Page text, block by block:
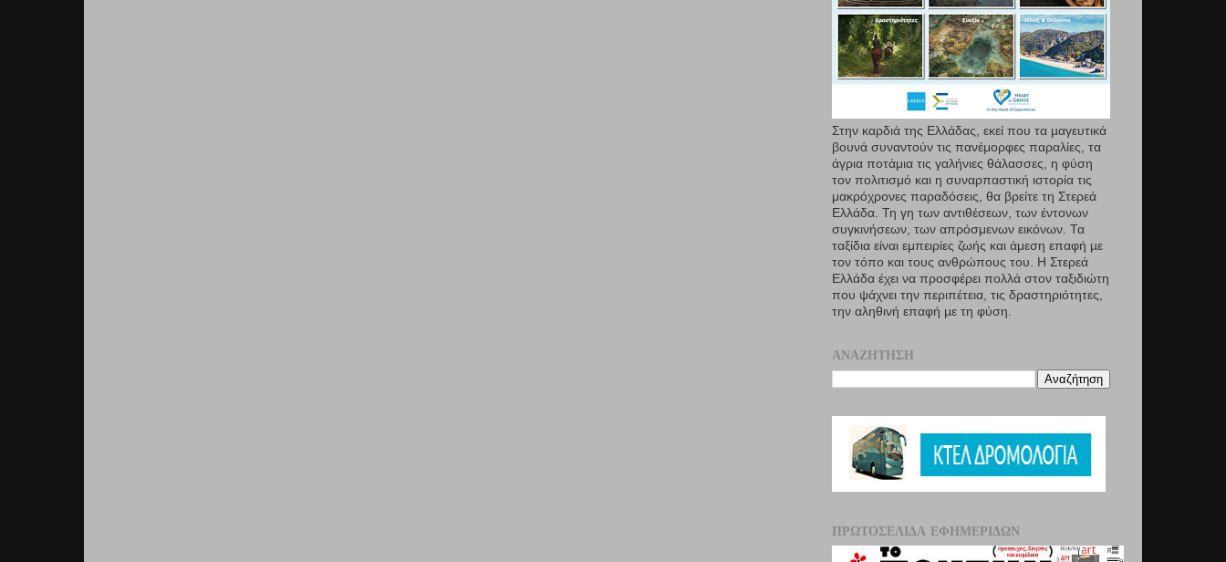
Στην καρδιά της Ελλάδας, εκεί που τα µαγευτικά
βουνά συναντούν τις πανέμορφες παραλίες, τα
άγρια ποτάμια τις γαλήνιες θάλασσες, η φύση
τον πολιτισμό και η συναρπαστική ιστορία τις
μακρόχρονες παραδόσεις, θα βρείτε τη Στερεά
Ελλάδα. Τη γη των αντιθέσεων, των έντονων
συγκινήσεων, των απρόσμενων εικόνων. Τα
ταξίδια είναι εμπειρίες ζωής και άμεση επαφή µε
τον τόπο και τους ανθρώπους του. Η Στερεά
Ελλάδα έχει να προσφέρει πολλά στον ταξιδιώτη
που ψάχνει την περιπέτεια, τις δραστηριότητες,
την αληθινή επαφή µε τη φύση.
ΑΝΑΖΉΤΗΣΗ
ΠΡΩΤΟΣΈΛΙΔΑ ΕΦΗΜΕΡΊΔΩΝ